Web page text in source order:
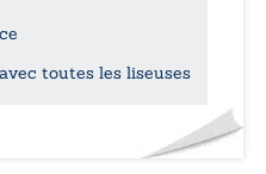
toutes les liseuses